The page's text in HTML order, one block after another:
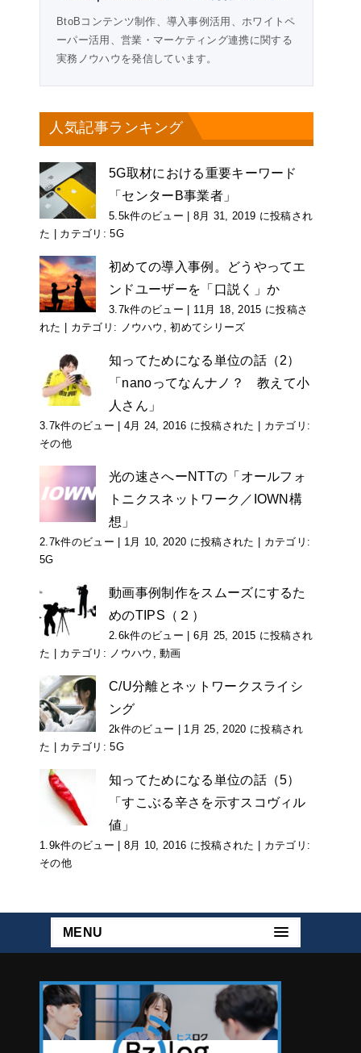
BtoBコンテンツ制作、導入事例活用、ホワイトペ
ーパー活用、営業・マーケティング連携に関する
実務ノウハウを発信しています。
人気記事ランキング
5G取材における重要キーワード
「センターB事業者」
5.5k件のビュー | 8月 31, 2019 に投稿され
た | カテゴリ:5G
初めての導入事例。どうやってエ
ンドユーザーを「口説く」か
3.7k件のビュー | 11月 18, 2015 に投稿さ
れた | カテゴリ: ノウハウ ,初めてシリーズ
知ってためになる単位の話（2）
「nanoってなんナノ？ 教えて小
人さん」
3.7k件のビュー | 4月 24, 2016 に投稿された | カテゴリ:
その他
光の速さへーNTTの「オールフォ
トニクスネットワーク／IOWN構
想」
2.7k件のビュー | 1月 10, 2020 に投稿された | カテゴリ:
5G
動画事例制作をスムーズにするた
めのTIPS（２）
2.6k件のビュー | 6月 25, 2015 に投稿され
た | カテゴリ: ノウハウ ,動画
C/U分離とネットワークスライシ
ング
2k件のビュー | 1月 25, 2020 に投稿され
た | カテゴリ:5G
知ってためになる単位の話（5）
「すこぶる辛さを示すスコヴィル
値」
1.9k件のビュー | 8月 10, 2016 に投稿された | カテゴリ:
その他
MENU